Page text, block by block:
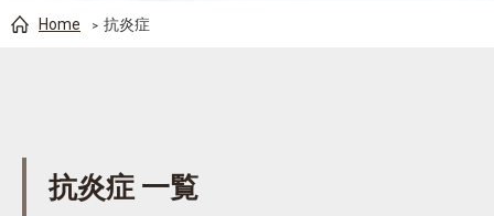
Home 抗炎症
抗炎症 一覧